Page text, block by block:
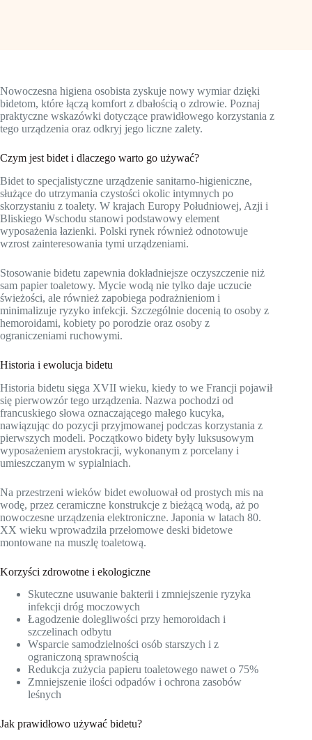
Nowoczesna higiena osobista zyskuje nowy wymiar dzięki
bidetom, które łączą komfort z dbałością o zdrowie. Poznaj
praktyczne wskazówki dotyczące prawidłowego korzystania z
tego urządzenia oraz odkryj jego liczne zalety.
Czym jest bidet i dlaczego warto go używać?
Bidet to specjalistyczne urządzenie sanitarno-higieniczne,
służące do utrzymania czystości okolic intymnych po
skorzystaniu z toalety. W krajach Europy Południowej, Azji i
Bliskiego Wschodu stanowi podstawowy element
wyposażenia łazienki. Polski rynek również odnotowuje
wzrost zainteresowania tymi urządzeniami.
Stosowanie bidetu zapewnia dokładniejsze oczyszczenie niż
sam papier toaletowy. Mycie wodą nie tylko daje uczucie
świeżości, ale również zapobiega podrażnieniom i
minimalizuje ryzyko infekcji. Szczególnie docenią to osoby z
hemoroidami, kobiety po porodzie oraz osoby z
ograniczeniami ruchowymi.
Historia i ewolucja bidetu
Historia bidetu sięga XVII wieku, kiedy to we Francji pojawił
się pierwowzór tego urządzenia. Nazwa pochodzi od
francuskiego słowa oznaczającego małego kucyka,
nawiązując do pozycji przyjmowanej podczas korzystania z
pierwszych modeli. Początkowo bidety były luksusowym
wyposażeniem arystokracji, wykonanym z porcelany i
umieszczanym w sypialniach.
Na przestrzeni wieków bidet ewoluował od prostych mis na
wodę, przez ceramiczne konstrukcje z bieżącą wodą, aż po
nowoczesne urządzenia elektroniczne. Japonia w latach 80.
XX wieku wprowadziła przełomowe deski bidetowe
montowane na muszlę toaletową.
Korzyści zdrowotne i ekologiczne
Skuteczne usuwanie bakterii i zmniejszenie ryzyka
infekcji dróg moczowych
Łagodzenie dolegliwości przy hemoroidach i
szczelinach odbytu
Wsparcie samodzielności osób starszych i z
ograniczoną sprawnością
Redukcja zużycia papieru toaletowego nawet o 75%
Zmniejszenie ilości odpadów i ochrona zasobów
leśnych
Jak prawidłowo używać bidetu?